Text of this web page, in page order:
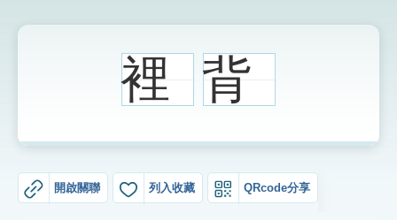
生字詞彙表
圖
裡 背
開啟關聯 列入收藏 QRcode分享